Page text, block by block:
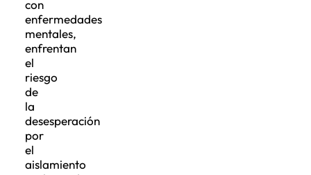
con
enfermedades
mentales,
enfrentan
el
riesgo
de
la
desesperación
por
el
aislamiento